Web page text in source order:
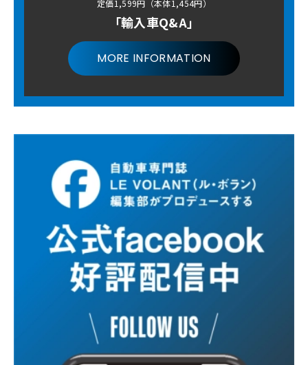
定価1,599円（本体1,454円）
「輸入車Q&A」
MORE INFORMATION